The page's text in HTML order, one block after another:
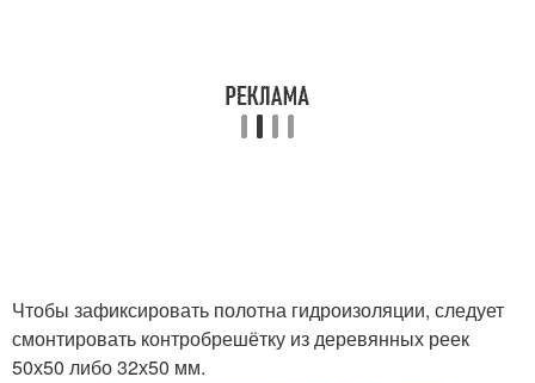
Чтобы зафиксировать полотна гидроизоляции, следует
смонтировать контробрешётку из деревянных реек
50х50 либо 32х50 мм.